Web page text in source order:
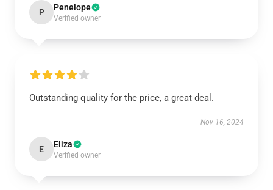
P Penelope
Verified owner
Outstanding quality for the price, a great deal.
Nov 16, 2024
E Eliza
Verified owner